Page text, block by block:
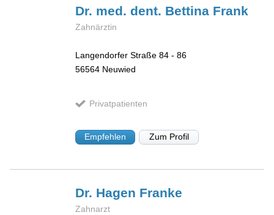
Dr. med. dent. Bettina Frank
Zahnärztin
Langendorfer Straße 84 - 86
56564 Neuwied
Privatpatienten
Empfehlen Zum Profil
Dr. Hagen Franke
Zahnarzt